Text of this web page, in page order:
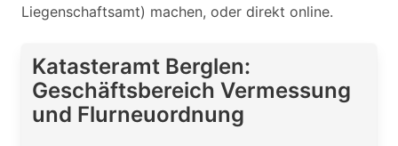
Liegenschaftsamt) machen, oder direkt online.
Katasteramt Berglen:
Geschäftsbereich Vermessung
und Flurneuordnung